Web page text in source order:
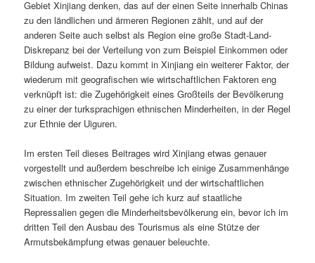
Gebiet Xinjiang denken, das auf der einen Seite innerhalb Chinas
zu den ländlichen und ärmeren Regionen zählt, und auf der
anderen Seite auch selbst als Region eine große Stadt-Land-
Diskrepanz bei der Verteilung von zum Beispiel Einkommen oder
Bildung aufweist. Dazu kommt in Xinjiang ein weiterer Faktor, der
wiederum mit geografischen wie wirtschaftlichen Faktoren eng
verknüpft ist: die Zugehörigkeit eines Großteils der Bevölkerung
zu einer der turksprachigen ethnischen Minderheiten, in der Regel
zur Ethnie der Uiguren.
Im ersten Teil dieses Beitrages wird Xinjiang etwas genauer
vorgestellt und außerdem beschreibe ich einige Zusammenhänge
zwischen ethnischer Zugehörigkeit und der wirtschaftlichen
Situation. Im zweiten Teil gehe ich kurz auf staatliche
Repressalien gegen die Minderheitsbevölkerung ein, bevor ich im
dritten Teil den Ausbau des Tourismus als eine Stütze der
Armutsbekämpfung etwas genauer beleuchte.